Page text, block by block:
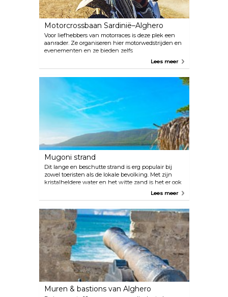
Motorcrossbaan Sardinië–Alghero
Voor liefhebbers van motorraces is deze plek een
aanrader. Ze organiseren hier motorwedstrijden en
evenementen en ze bieden zelfs
motorcrosscursussen aan voor diegenen dieLees meer
Mugoni strand
Dit lange en beschutte strand is erg populair bij
zowel toeristen als de lokale bevolking. Met zijn
kristalheldere water en het witte zand is het er ook
erg mooi. Enkele van de diensten die je hier vindt
er ook hotels in de buurt.
Lees meer
Muren & bastions van Alghero